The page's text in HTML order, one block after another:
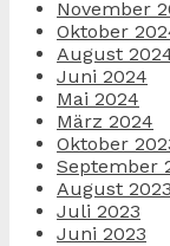
November
Oktober
August
Juni 2024
Mai 2024
März 2024
Oktober
September
August 2023
Juli 2023
Juni 2023